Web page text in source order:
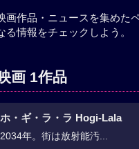
画作品・ニュースを集めた
情報をチェックしよう。
画 1作品
ホ・ギ・ラ・ラ Hogi-Lala
2034年。街は放射能汚...